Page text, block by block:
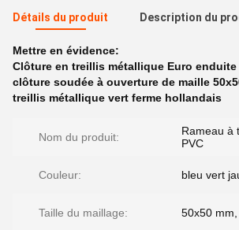
Détails du produit Description du
Mettre en évidence:
Clôture en treillis métallique Euro enduite
clôture soudée à ouverture de maille
treillis métallique vert ferme hollandais
Nom du produit:
Rameau à
PVC
Couleur: bleu vert
Taille du maillage: 50x50